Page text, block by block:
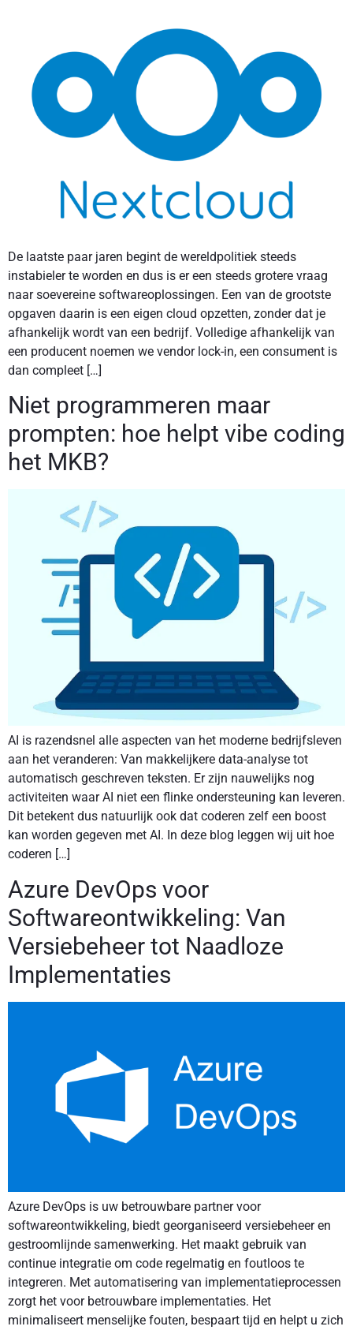
De laatste paar jaren begint de wereldpolitiek steeds
instabieler te worden en dus is er een steeds grotere vraag
naar soevereine softwareoplossingen. Een van de grootste
opgaven daarin is een eigen cloud opzetten, zonder dat je
afhankelijk wordt van een bedrijf. Volledige afhankelijk van
een producent noemen we vendor lock-in, een consument is
dan compleet […]
Niet programmeren maar
prompten: hoe helpt vibe coding
het MKB?
AI is razendsnel alle aspecten van het moderne bedrijfsleven
aan het veranderen: Van makkelijkere data-analyse tot
automatisch geschreven teksten. Er zijn nauwelijks nog
activiteiten waar AI niet een flinke ondersteuning kan leveren.
Dit betekent dus natuurlijk ook dat coderen zelf een boost
kan worden gegeven met AI. In deze blog leggen wij uit hoe
coderen […]
Azure DevOps voor
Softwareontwikkeling: Van
Versiebeheer tot Naadloze
Implementaties
Azure DevOps is uw betrouwbare partner voor
softwareontwikkeling, biedt georganiseerd versiebeheer en
gestroomlijnde samenwerking. Het maakt gebruik van
continue integratie om code regelmatig en foutloos te
integreren. Met automatisering van implementatieprocessen
zorgt het voor betrouwbare implementaties. Het
minimaliseert menselijke fouten, bespaart tijd en helpt u zich